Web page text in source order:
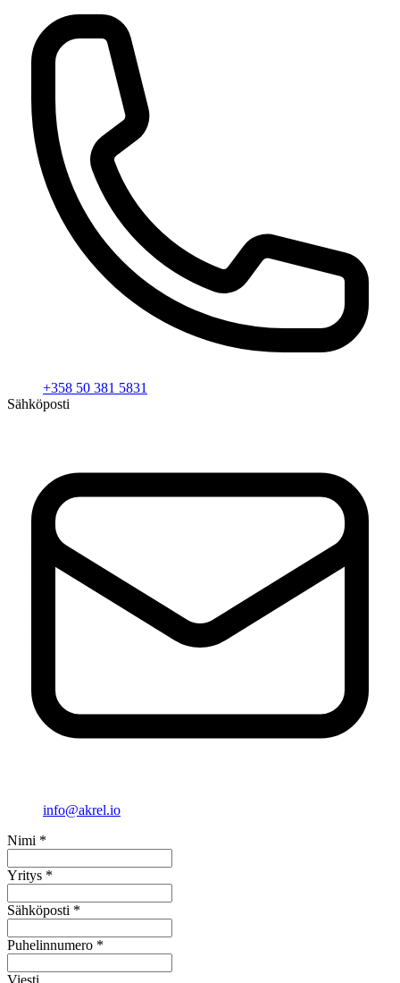
+358 50 381 5831
Sähköposti
info@akrel.io
Nimi *
Yritys *
Sähköposti *
Puhelinnumero *
Viesti